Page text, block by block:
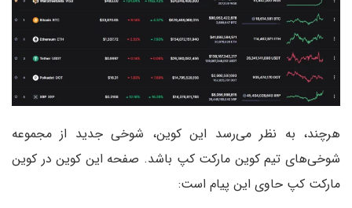
هرچند، به نظر می‌رسد این کوین، شوخی جدید از مجموعه
شوخی‌های تیم کوین مارکت کپ باشد. صفحه این کوین در کوین
مارکت کپ حاوی این پیام است: